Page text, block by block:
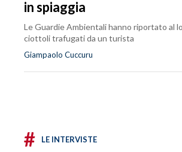
in spiaggia
Le Guardie Ambientali hanno riportato al
ciottoli trafugati da un turista
Giampaolo Cuccuru
# LE INTERVISTE